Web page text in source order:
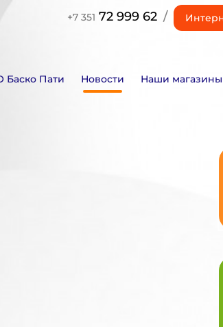
+7 351 72 999 62 /
Баско Пати Новости Наши магазины